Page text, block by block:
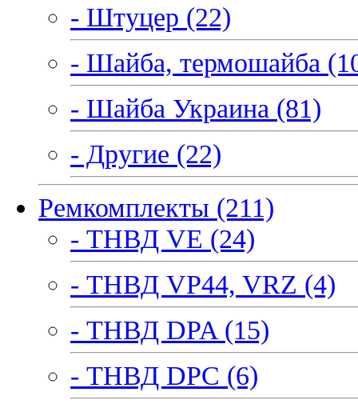
- Штуцер (22)
- Шайба, термошайба
- Шайба Украина (81)
- Другие (22)
Ремкомплекты (211)
- ТНВД VE (24)
- ТНВД VP44, VRZ (4)
- ТНВД DPA (15)
- ТНВД DPC (6)